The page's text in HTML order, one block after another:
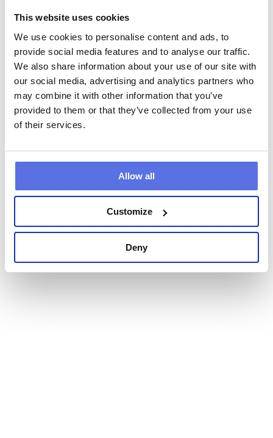
This website uses cookies
We use cookies to personalise content and ads, to
provide social media features and to analyse our traffic.
We also share information about your use of our site with
our social media, advertising and analytics partners who
may combine it with other information that you’ve
provided to them or that they’ve collected from your use
of their services.
Allow all
Customize
Deny
bekommst Du direkte Einblicke in Deine
Dein biologisches Alter, basierend auf Deiner
Muskelkraft, Flexibilität und wie gut Dein
Körper im Gleichgewicht ist.
Mit anderen Worten: Dein wirkliches
biologisches Alter, unabhängig davon, was in
Buche jetzt Deine Kostenlose Probestunde
und entdecke Dein Fitnessalter. Es ist
unverbindlich, lehrreich und vielleicht der
erste Schritt zu einem gesünderen und
stärkeren Körper.
Buche ein kostenloses Probetraining